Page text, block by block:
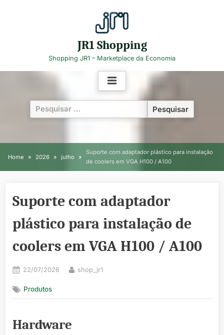
JR1 Shopping
Shopping JR1 – Marketplace da Economia
Pesquisar
por:
Home 2026 julho
Suporte com adaptador plástico para instalação
de coolers em VGA H100 / A100
Suporte com adaptador
plástico para instalação de
coolers em VGA H100 / A100
Posted
22/07/2026 By
shop_jr1
Produtos
Hardware